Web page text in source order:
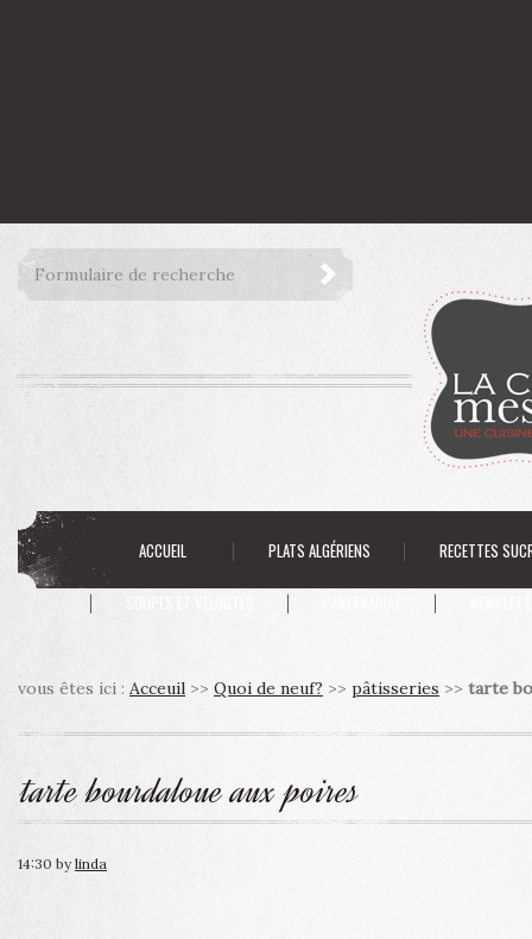
ACCUEIL PLATS ALGÉRIENS RECETTES
vous êtes ici : Acceuil >> Quoi de neuf? >> pâtisseries >> tarte
tarte bourdaloue aux poires
14:30 bylinda